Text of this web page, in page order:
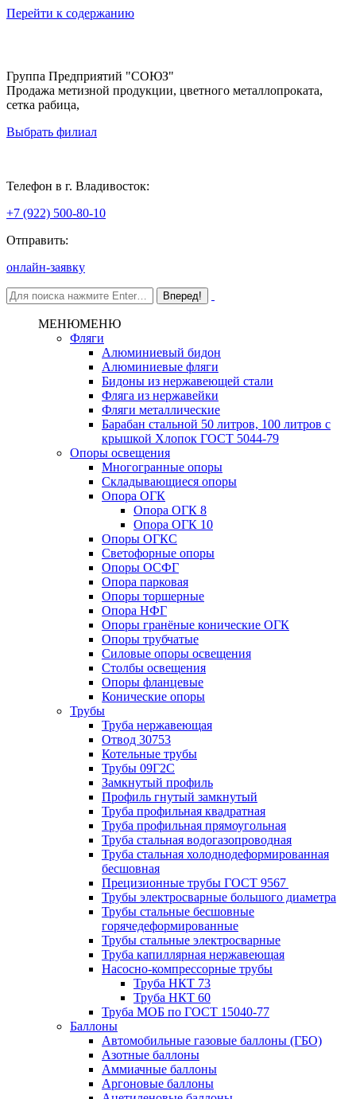
Перейти к содержанию
Группа Предприятий "СОЮЗ"
Продажа метизной продукции, цветного металлопроката,
сетка рабица,
Выбрать филиал
Телефон в г. Владивосток:
+7 (922) 500-80-10
Отправить:
онлайн-заявку
МЕНЮМЕНЮ
Фляги
Алюминиевый бидон
Алюминиевые фляги
Бидоны из нержавеющей стали
Фляга из нержавейки
Фляги металлические
Барабан стальной 50 литров, 100 литров с
крышкой Хлопок ГОСТ 5044-79
Опоры освещения
Многогранные опоры
Складывающиеся опоры
Опора ОГК
Опора ОГК 8
Опора ОГК 10
Опоры ОГКС
Светофорные опоры
Опоры ОСФГ
Опора парковая
Опоры торшерные
Опора НФГ
Опоры гранёные конические ОГК
Опоры трубчатые
Силовые опоры освещения
Столбы освещения
Опоры фланцевые
Конические опоры
Трубы
Труба нержавеющая
Отвод 30753
Котельные трубы
Трубы 09Г2С
Замкнутый профиль
Профиль гнутый замкнутый
Труба профильная квадратная
Труба профильная прямоугольная
Труба стальная водогазопроводная
Труба стальная холоднодеформированная
бесшовная
Прецизионные трубы ГОСТ 9567
Трубы электросварные большого диаметра
Трубы стальные бесшовные
горячедеформированные
Трубы стальные электросварные
Труба капиллярная нержавеющая
Насосно-компрессорные трубы
Труба НКТ 73
Труба НКТ 60
Труба МОБ по ГОСТ 15040-77
Баллоны
Автомобильные газовые баллоны (ГБО)
Азотные баллоны
Аммиачные баллоны
Аргоновые баллоны